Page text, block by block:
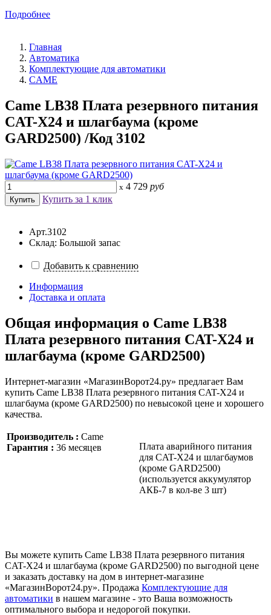
Подробнее
Главная
Автоматика
Комплектующие для автоматики
CAME
Came LB38 Плата резервного питания
CAT-X24 и шлагбаума (кроме
GARD2500) /Код 3102
x 4 729 руб
Купить за 1 клик
Арт.3102
Склад: Большой запас
Добавить к сравнению
Информация
Доставка и оплата
Общая информация о Came LB38
Плата резервного питания CAT-X24 и
шлагбаума (кроме GARD2500)
Интернет-магазин «МагазинВорот24.ру» предлагает Вам
купить Came LB38 Плата резервного питания CAT-X24 и
шлагбаума (кроме GARD2500) по невысокой цене и хорошего
качества.
Производитель : Came
Гарантия : 36 месяцев
Плата аварийного питания
для CAT-X24 и шлагбаумов
(кроме GARD2500)
(используется аккумулятор
АКБ-7 в кол-ве 3 шт)
Вы можете купить Came LB38 Плата резервного питания
CAT-X24 и шлагбаума (кроме GARD2500) по выгодной цене
и заказать доставку на дом в интернет-магазине
«МагазинВорот24.ру». Продажа Комплектующие для
автоматики в нашем магазине - это Ваша возможность
оптимального выбора и недорогой покупки.